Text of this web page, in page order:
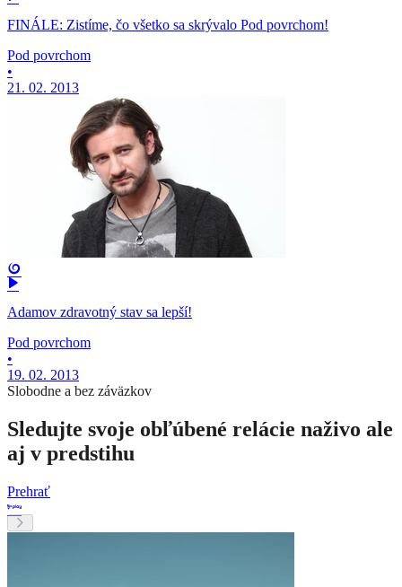
FINÁLE: Zistíme, čo všetko sa skrývalo Pod povrchom!
Pod povrchom
•
21. 02. 2013
Adamov zdravotný stav sa lepší!
Pod povrchom
•
19. 02. 2013
Slobodne a bez záväzkov
Sledujte svoje obľúbené relácie naživo ale
aj v predstihu
Prehrať